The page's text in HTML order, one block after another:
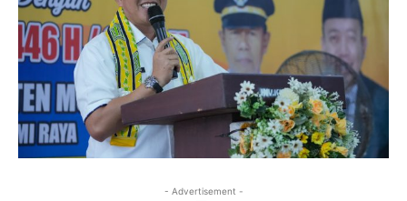
- Advertisement -